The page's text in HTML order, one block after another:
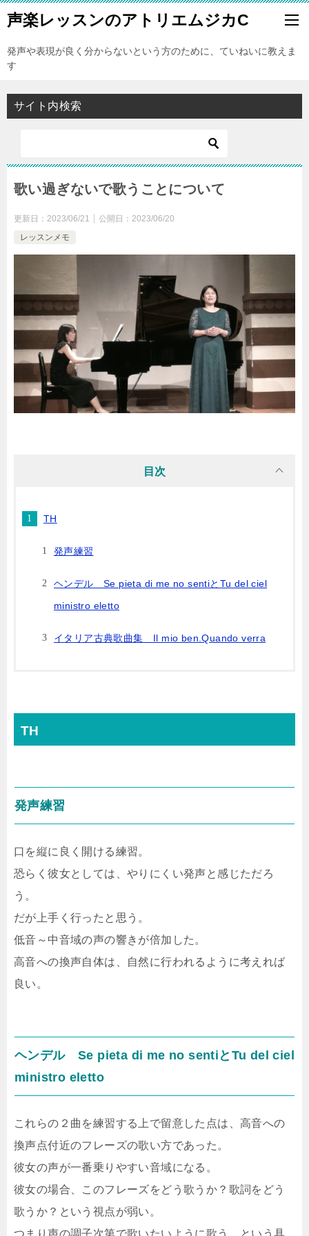
声楽レッスンのアトリエムジカC
発声や表現が良く分からないという方のために、ていねいに教えま
す
サイト内検索
歌い過ぎないで歌うことについて
更新日： 2023/06/21 公開日： 2023/06/20
レッスンメモ
目次
TH
発声練習
ヘンデル Se pieta di me no sentiとTu del ciel
ministro eletto
イタリア古典歌曲集 Il mio ben.Quando verra
TH
発声練習
口を縦に良く開ける練習。
恐らく彼女としては、やりにくい発声と感じただろ
う。
だが上手く行ったと思う。
低音～中音域の声の響きが倍加した。
高音への換声自体は、自然に行われるように考えれば
良い。
ヘンデル Se pieta di me no sentiとTu del ciel
ministro eletto
これらの２曲を練習する上で留意した点は、高音への
換声点付近のフレーズの歌い方であった。
彼女の声が一番乗りやすい音域になる。
彼女の場合、このフレーズをどう歌うか？歌詞をどう
歌うか？という視点が弱い。
つまり声の調子次第で歌いたいように歌う、という具